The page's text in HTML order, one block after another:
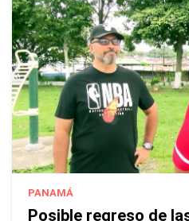
PANAMÁ
Posible regreso de